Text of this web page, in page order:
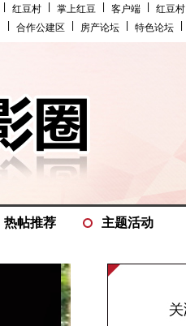
红豆村 掌上红豆 客户端 红豆村
合作公建区 房产论坛 特色论坛
热帖推荐 主题活动